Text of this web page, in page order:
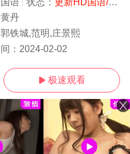
黄丹
郭铁城,范明,庄景熙
： 2024-02-02
 极速观看